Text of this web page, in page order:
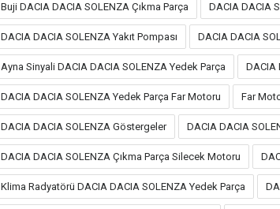
Buji DACIA DACIA SOLENZA Çıkma Parça DACIA DACIA
DACIA DACIA SOLENZA Yakıt Pompası DACIA DACIA
Ayna Sinyali DACIA DACIA SOLENZA Yedek Parça DACIA
DACIA DACIA SOLENZA Yedek Parça Far Motoru Far
DACIA DACIA SOLENZA Göstergeler DACIA DACIA
DACIA DACIA SOLENZA Çıkma Parça Silecek Motoru
Klima Radyatörü DACIA DACIA SOLENZA Yedek Parça